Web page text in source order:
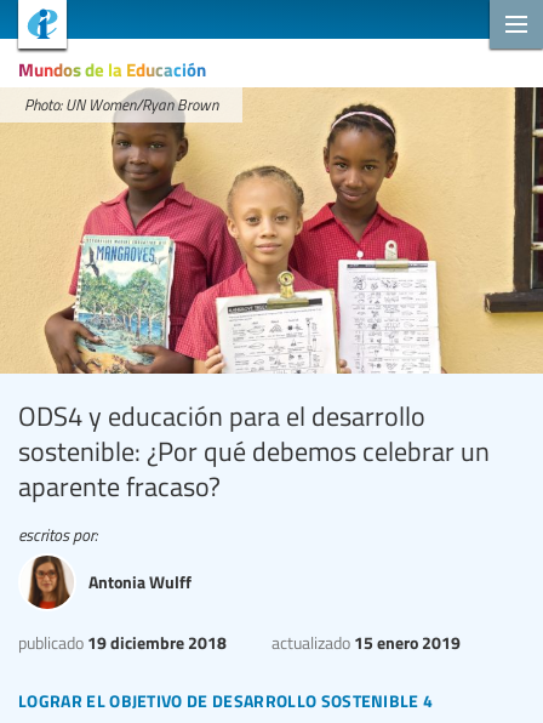
Mundos de la Educación
Photo: UN Women/Ryan Brown
ODS4 y educación para el desarrollo
sostenible: ¿Por qué debemos celebrar un
aparente fracaso?
lograr el objetivo de desarrollo sostenible 4
publicado 19 diciembre 2018 actualizado 15 enero 2019
escritos por:
Antonia Wulff